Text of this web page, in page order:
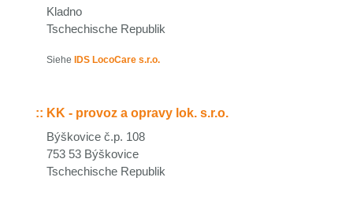
Kladno
Tschechische Republik
Siehe IDS LocoCare s.r.o.
:: KK - provoz a opravy lok. s.r.o.
Býškovice č.p. 108
753 53 Býškovice
Tschechische Republik